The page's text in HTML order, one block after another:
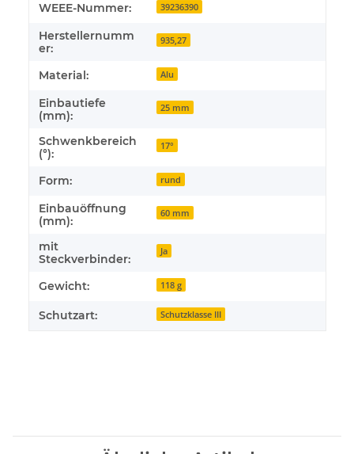
WEEE-Nummer: 39236390
Herstellernumm
er:
935,27
Material: Alu
Einbautiefe
(mm):
25 mm
Schwenkbereich
(°):
17°
Form: rund
Einbauöffnung
(mm):
60 mm
mit
Steckverbinder:
Ja
Gewicht: 118 g
Schutzart: Schutzklasse III